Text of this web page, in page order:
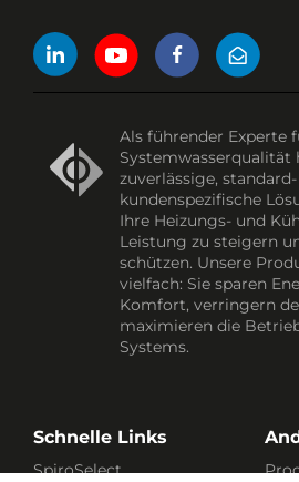
Als führender Experte
Systemwasserqualität
zuverlässige,
kundenspezifische
Ihre Heizungs- und
Leistung zu steigern
schützen. Unsere
vielfach: Sie sparen
Komfort, verringern
maximieren die
Systems.
Schnelle Links
SpiroSelect